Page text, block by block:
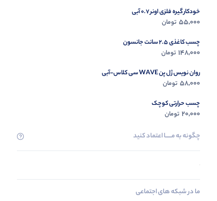
خودکار گیره فلزی اونر 0.7 آبی
55,000 تومان
چسب کاغذی 2.5 سانت جانسون
148,000 تومان
روان نویس ژل پن WAVE سی کلاس-آبی
58,000 تومان
چسب حرارتی کوچک
20,000 تومان
چگونه به مــــــا اعتماد کنید
ما در شبکه های اجتماعی